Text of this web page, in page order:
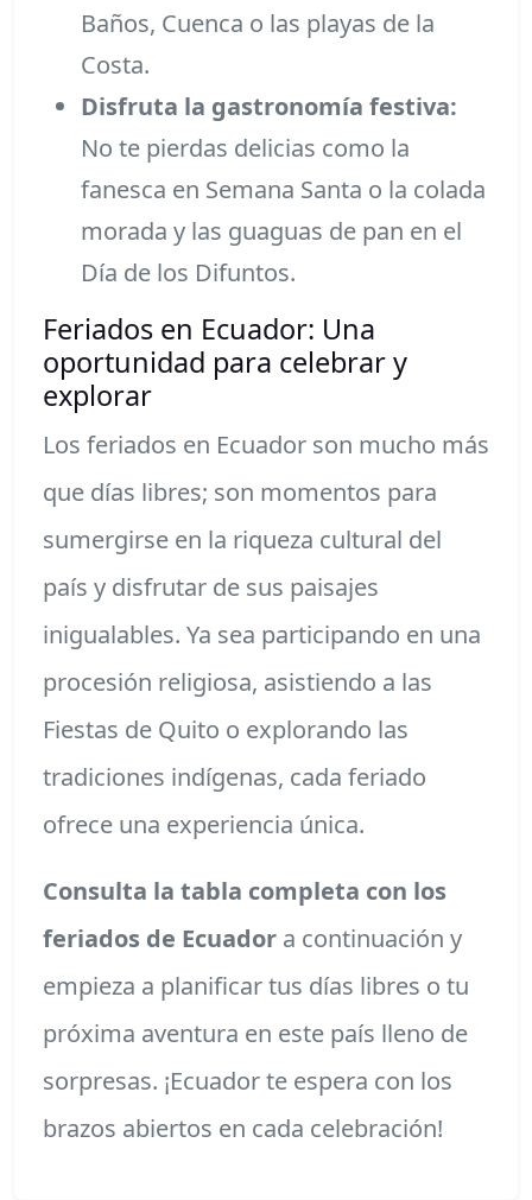
Baños, Cuenca o las playas de la
Costa.
Disfruta la gastronomía festiva:
No te pierdas delicias como la
fanesca en Semana Santa o la colada
morada y las guaguas de pan en el
Día de los Difuntos.
Feriados en Ecuador: Una
oportunidad para celebrar y
explorar
Los feriados en Ecuador son mucho más
que días libres; son momentos para
sumergirse en la riqueza cultural del
país y disfrutar de sus paisajes
inigualables. Ya sea participando en una
procesión religiosa, asistiendo a las
Fiestas de Quito o explorando las
tradiciones indígenas, cada feriado
ofrece una experiencia única.
Consulta la tabla completa con los
feriados de Ecuador a continuación y
empieza a planificar tus días libres o tu
próxima aventura en este país lleno de
sorpresas. ¡Ecuador te espera con los
brazos abiertos en cada celebración!